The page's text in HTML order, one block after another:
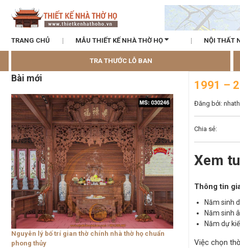
TRANG CHỦ MẪU THIẾT KẾ NHÀ THỜ HỌ NỘI THẤT
TRA THƯỚC LỖ BAN
1991 –
Đăng bởi:
Chia sẻ:
Xem
Thông tin
Năm sinh
Năm sinh
Năm dự
Việc chọn
Bài mới
Nguyên lý bố trí gian thờ chính nhà thờ họ chuẩn
phong thủy